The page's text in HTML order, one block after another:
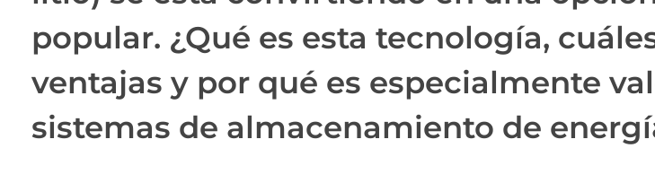
popular. ¿Qué es esta tecnología,
ventajas y por qué es especialmente
sistemas de almacenamiento de